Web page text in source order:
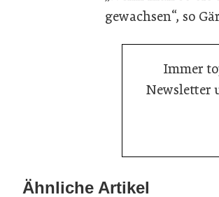
gewachsen“, so
Immer
Newsletter
Ähnliche Artikel
Aktuelle Prognose: Tiefpunkt am Bau